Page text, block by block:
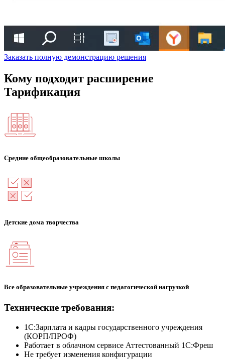
Заказать полную демонстрацию решения
Кому подходит расширение
Тарификация
Средние общеобразовательные школы
Детские дома творчества
Все образовательные учреждения с педагогической нагрузкой
Технические требования:
1С:Зарплата и кадры государственного учреждения
(КОРП/ПРОФ)
Работает в облачном сервисе Аттестованный 1С:Фреш
Не требует изменения конфигурации